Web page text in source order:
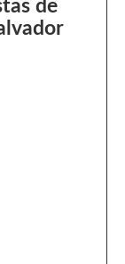
de